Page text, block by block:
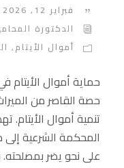
فبراير 12, 2026
الدكتورة
أموال الأيتام,
حماية أموال
حصة القاصر من
تنمية أموال الأيتام.
المحكمة الشرعية
على نحو يضر بمصلحته.